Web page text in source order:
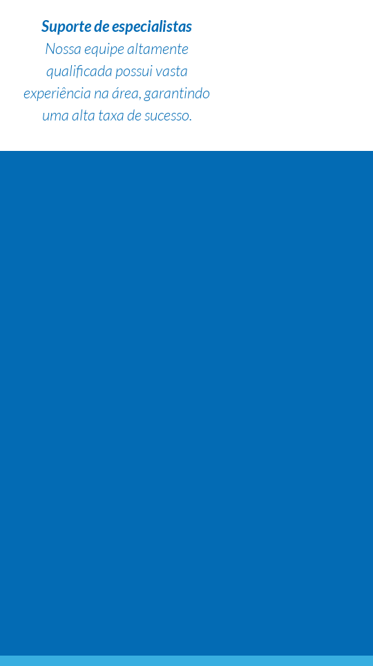
Suporte de especialistas
Nossa equipe altamente
qualificada possui vasta
experiência na área, garantindo
uma alta taxa de sucesso.